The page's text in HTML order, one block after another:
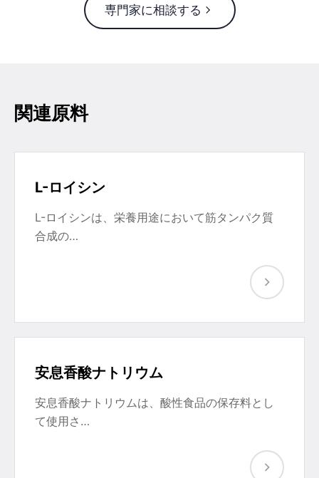
専門家に相談する
関連原料
L-ロイシン
L-ロイシンは、栄養用途において筋タンパク質
合成の…
安息香酸ナトリウム
安息香酸ナトリウムは、酸性食品の保存料とし
て使用さ…